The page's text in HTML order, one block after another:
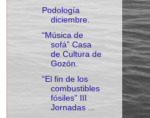
Podología
diciembre.
“Música de
sofá” Casa
de Cultura de
Gozón.
“El fin de los
combustibles
fósiles” III
Jornadas ...